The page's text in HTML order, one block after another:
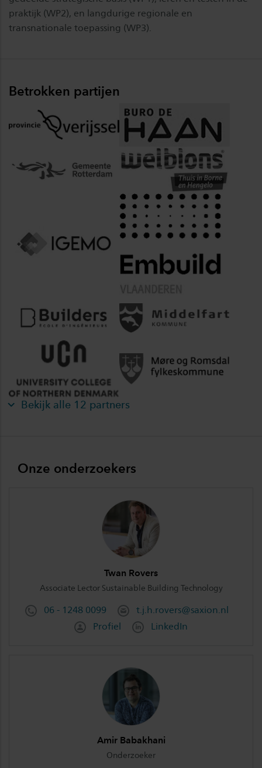
praktijk (WP2), en langdurige regionale en
transnationale toepassing (WP3).
Betrokken partijen
Bekijk alle 12 partners
Onze onderzoekers
Twan Rovers
Associate Lector Sustainable Building Technology
06 - 1248 0099
t.j.h.rovers@saxion.nl
Profiel
LinkedIn
Amir Babakhani
Onderzoeker